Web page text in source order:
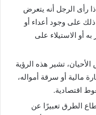
رأى الرجل أنه يتعرض
على وجود أعداء أو
أو الاستيلاء على
تشير هذه الرؤية
مالية أو سرقة أمواله،
اقتصادية.
الطرق تعبيرًا عن